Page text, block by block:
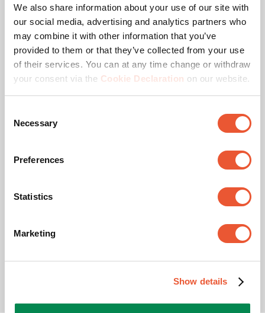
We also share information about your use of our site with
our social media, advertising and analytics partners who
may combine it with other information that you’ve
provided to them or that they’ve collected from your use
of their services. You can at any time change or withdraw
your consent via the Cookie Declaration on our website.
Selection
Necessary
Preferences
Statistics
Marketing
Show details
Standby-Stromverbrauch (W) 0.3
Fernbedienungsstandard RS-232, RS-485
Spannung (V)
120 V, 60 Hz, 220 V, 50
Hz, 230 V, 50 Hz
Downloads